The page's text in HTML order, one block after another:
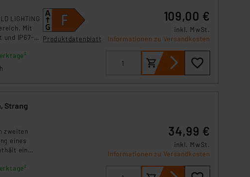
LIGHTING
Mit
und IP67-
oder
ihre
Produktdatenblatt
109,00 €
inkl. MwSt.
Informationen zu Versandkosten
Strang
zweiten
eines
ein
Ideal
34,99 €
inkl. MwSt.
Informationen zu Versandkosten